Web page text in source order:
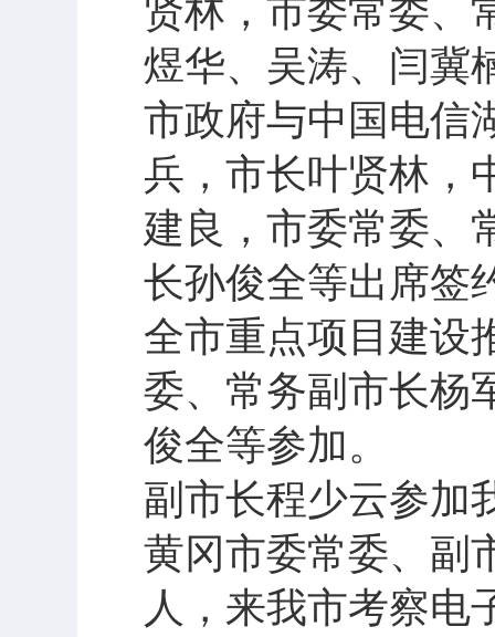
贤林，市委常委、
煜华、吴涛、闫冀
市政府与中国电信
兵，市长叶贤林，
建良，市委常委、
长孙俊全等出席签
全市重点项目建设
委、常务副市长杨
俊全等参加。
副市长程少云参加
黄冈市委常委、副
人，来我市考察电